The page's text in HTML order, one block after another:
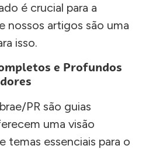
é crucial para a
nossos artigos são uma
isso.
e Profundos
PR são guias
uma visão
temas essenciais para o